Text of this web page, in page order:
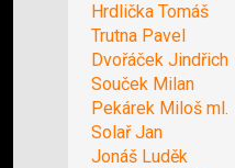
Hrdlička Tomáš
Trutna Pavel
Dvořáček Jindřich
Souček Milan
Pekárek Miloš ml.
Solař Jan
Jonáš Luděk